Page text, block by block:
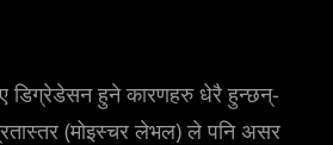
डिग्रेडेसन हुने कारणहरु धेरै हुन्छन्-
(मोइस्चर लेभल) ले पनि असर